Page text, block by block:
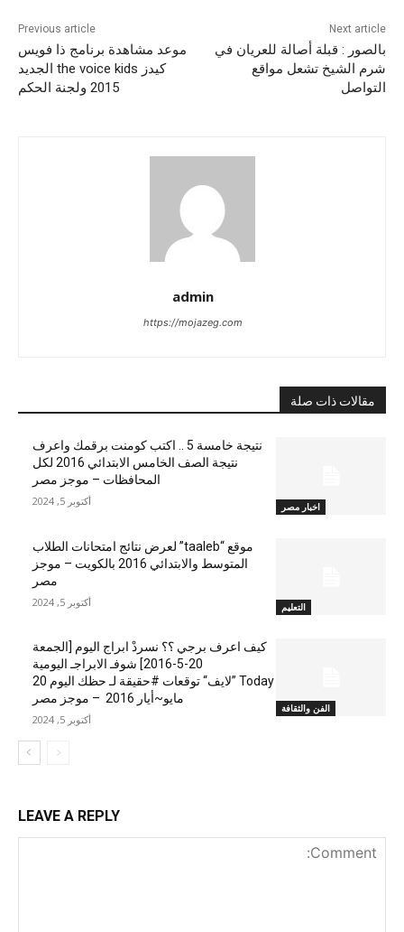
Previous article
موعد مشاهدة برنامج ذا فويس
كيدز the voice kids الجديد
2015 ولجنة الحكم
Next article
بالصور : قبلة أصالة للعريان في
شرم الشيخ تشعل مواقع
التواصل
admin
https://mojazeg.com
مقالات ذات صلة
اخبار مصر
نتيجة خامسة 5 .. اكتب كومنت برقمك واعرف
نتيجة الصف الخامس الابتدائي 2016 لكل
المحافظات – موجز مصر
أكتوبر 5, 2024
التعليم
موقع “taaleb” لعرض نتائج امتحانات الطلاب
المتوسط والابتدائي 2016 بالكويت – موجز
مصر
أكتوبر 5, 2024
الفن والثقافة
كيف اعرف برجي ؟؟ نسردْ ابراج اليوم [الجمعة
20-5-2016] شوفـ الابراجـ اليومية
Today ”لايف“ توقعات #حقيقة لـ حظك اليوم 20
مايو~أيار 2016 – موجز مصر
أكتوبر 5, 2024
LEAVE A REPLY